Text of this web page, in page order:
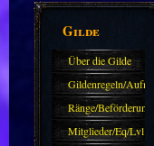
Gilde
Über die Gilde
(DAW)
Gildenregeln/
Ränge/Beförderungen
Mitglieder/Eq/Lvl